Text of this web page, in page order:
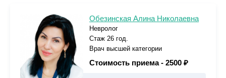
Обезинская Алина Николаевна
Невролог
Стаж 26 год.
Врач высшей категории
Стоимость приема - 2500 ₽